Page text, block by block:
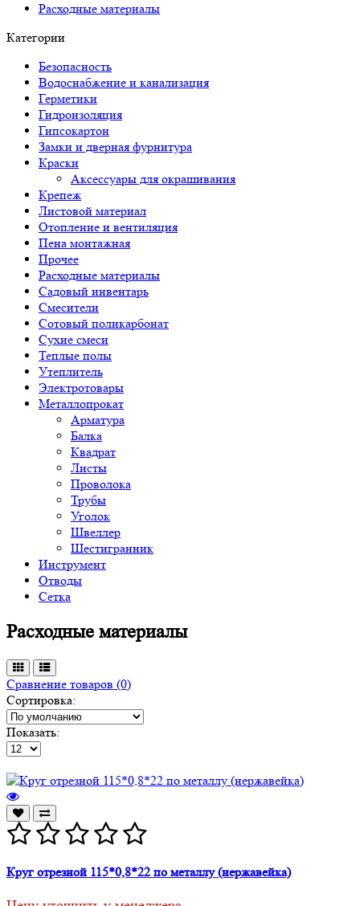
Расходные материалы
Категории
Безопасность
Водоснабжение и канализация
Герметики
Гидроизоляция
Гипсокартон
Замки и дверная фурнитура
Краски
Аксессуары для окрашивания
Крепеж
Листовой материал
Отопление и вентиляция
Пена монтажная
Прочее
Расходные материалы
Садовый инвентарь
Смесители
Сотовый поликарбонат
Сухие смеси
Теплые полы
Утеплитель
Электротовары
Металлопрокат
Арматура
Балка
Квадрат
Листы
Проволока
Трубы
Уголок
Швеллер
Шестигранник
Инструмент
Отводы
Сетка
Расходные материалы
Сравнение товаров (0)
Сортировка:
Показать:
Круг отрезной 115*0,8*22 по металлу (нержавейка)